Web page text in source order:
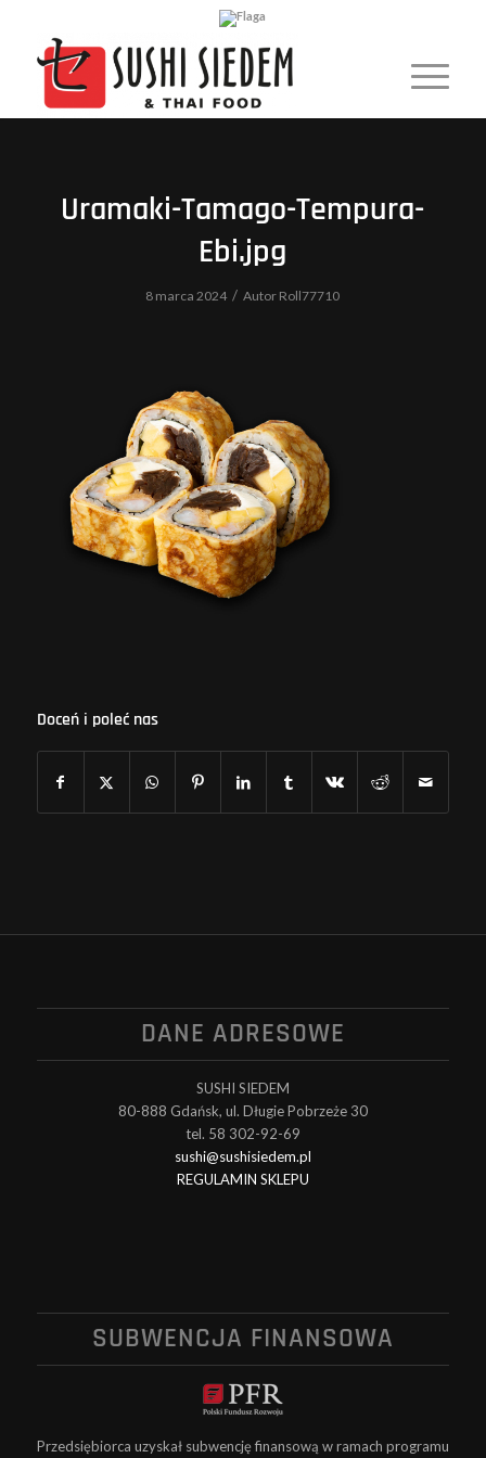
Uramaki-Tamago-Tempura-
Ebi.jpg
8 marca 2024 / Autor Roll77710
Doceń i poleć nas
DANE ADRESOWE
SUSHI SIEDEM
80-888 Gdańsk, ul. Długie Pobrzeże 30
tel. 58 302-92-69
sushi@sushisiedem.pl
REGULAMIN SKLEPU
SUBWENCJA FINANSOWA
Przedsiębiorca uzyskał subwencję finansową w ramach programu